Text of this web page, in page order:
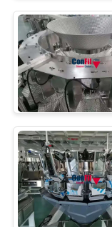
PIDA
UNA
CITA
MAPA
DEL
SITIO
PRIVACY